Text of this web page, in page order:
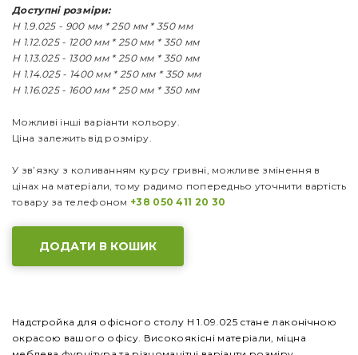
Доступні розміри:
Н 1.9.025 - 900 мм * 250 мм * 350 мм
Н 1.12.025 - 1200 мм * 250 мм * 350 мм
Н 1.13.025 - 1300 мм * 250 мм * 350 мм
Н 1.14.025 - 1400 мм * 250 мм * 350 мм
Н 1.16.025 - 1600 мм * 250 мм * 350 мм
Можливі інші варіанти кольору.
Ціна залежить від розміру.
У зв’язку з коливанням курсу гривні, можливе змінення в
цінах на матеріали, тому радимо попередньо уточнити вартість
товару за телефоном +38 050 411 20 30
ДОДАТИ В КОШИК
Надстройка для офісного столу Н 1.09.025 стане лаконічною
окрасою вашого офісу. Високоякісні матеріали, міцна